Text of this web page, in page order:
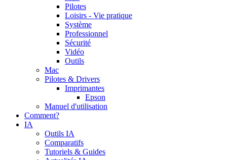
Pilotes
Loisirs - Vie pratique
Système
Professionnel
Sécurité
Vidéo
Outils
Mac
Pilotes & Drivers
Imprimantes
Epson
Manuel d'utilisation
Comment?
IA
Outils IA
Comparatifs
Tutoriels & Guides